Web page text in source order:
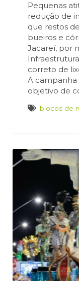
Pequenas
redução de
que restos
bueiros e
Jacareí, por
correto de
A
objetivo de
blocos de